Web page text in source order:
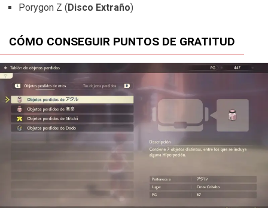
Porygon Z (Disco Extraño)
CÓMO CONSEGUIR PUNTOS DE GRATITUD